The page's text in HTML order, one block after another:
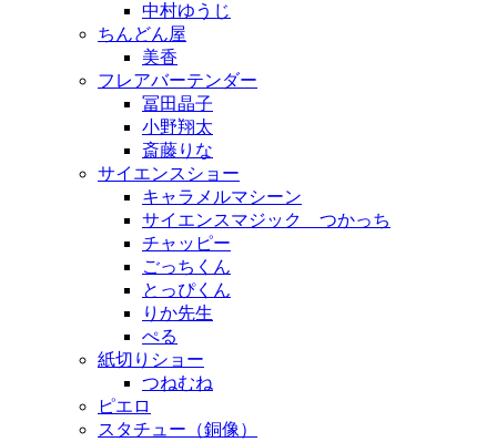
中村ゆうじ
ちんどん屋
美香
フレアバーテンダー
冨田晶子
小野翔太
斎藤りな
サイエンスショー
キャラメルマシーン
サイエンスマジック つかっち
チャッピー
ごっちくん
とっぴくん
りか先生
ぺる
紙切りショー
つねむね
ピエロ
スタチュー（銅像）